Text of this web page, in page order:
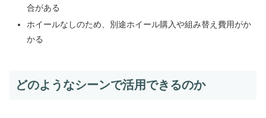
合がある
ホイールなしのため、別途ホイール購入や組み替え費用がか
かる
どのようなシーンで活用できるのか